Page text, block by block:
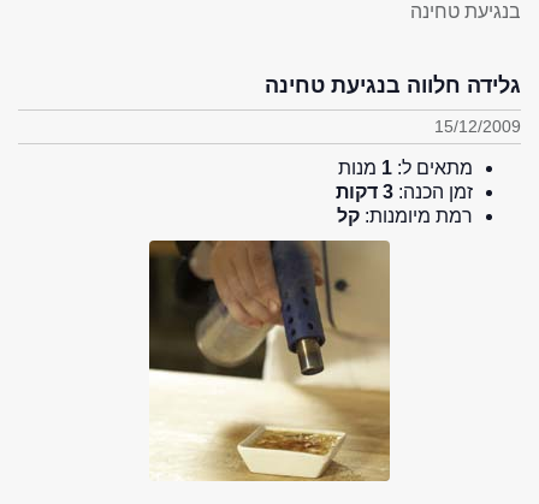
בנגיעת טחינה
גלידה חלווה בנגיעת טחינה
15/12/2009
מתאים ל: 1 מנות
זמן הכנה: 3 דקות
רמת מיומנות: קל